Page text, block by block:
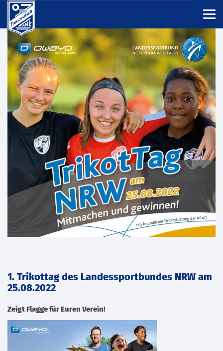
1. Trikottag des Landessportbundes NRW am
25.08.2022
Zeigt Flagge für Euren Verein!